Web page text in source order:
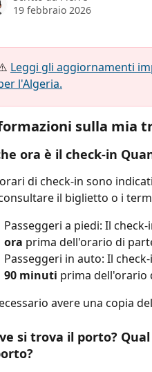
19 febbraio 2026
Leggi gli aggiornamenti
l'Algeria.
sulla mia
ora è il check-in
di check-in sono
il biglietto o i
Passeggeri a piedi: Il
ora prima dell'orario di
Passeggeri in auto: Il
90 minuti prima dell'orario
avere una copia del
si trova il porto?